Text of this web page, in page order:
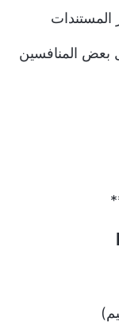
بعض المنافسين